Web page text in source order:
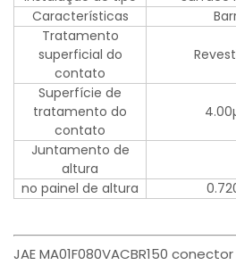
Características
Tratamento
superficial do
contato
Superfície de
tratamento do
contato
Juntamento de
altura
no painel de altura
JAE MA01F080VACBR150